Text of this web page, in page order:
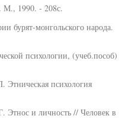
М., 1990. - 208с.
бурят-монгольского народа.
психологии, (учеб.пособ)
психология
и личность // Человек в